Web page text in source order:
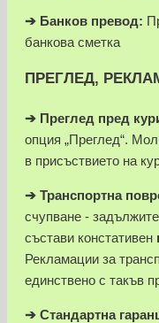
➔ Банков превод:
банкова сметка
ПРЕГЛЕД,
➔ Преглед пред
опция „Преглед“.
в присъствието на
➔ Транспортна
счупване -
състави констативен
Рекламации за
единствено с такъв
➔ Стандартна